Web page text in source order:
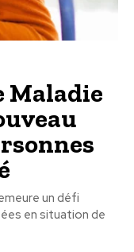
Maladie
un défi
en situation de